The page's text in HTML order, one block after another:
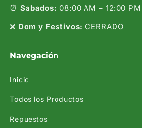
⏰ Sábados: 08:00 AM – 12:00 PM
❌ Dom y Festivos: CERRADO
Navegación
Inicio
Todos los Productos
Repuestos